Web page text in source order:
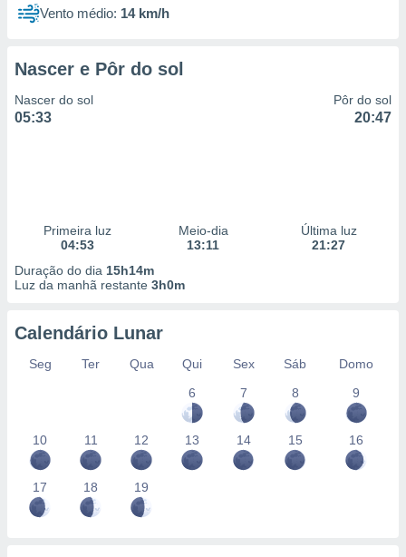
Vento médio: 14 km/h
Nascer e Pôr do sol
Nascer do sol
05:33
Pôr do sol
20:47
Primeira luz
04:53
Meio-dia
13:11
Última luz
21:27
Duração do dia 15h14m
Luz da manhã restante 3h0m
Calendário Lunar
Seg Ter Qua Qui Sex Sáb
Domo
6
7 8 9
10 11 12 13 14 15 16
17 18 19